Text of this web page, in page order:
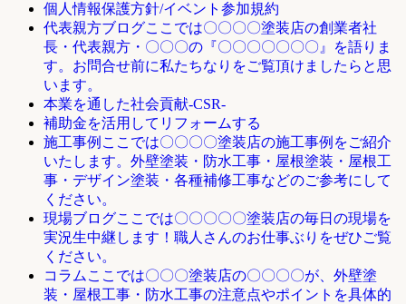
個人情報保護方針/イベント参加規約
代表親方ブログここでは〇〇〇〇塗装店の創業者社
長・代表親方・〇〇〇の『〇〇〇〇〇〇〇』を語りま
す。お問合せ前に私たちなりをご覧頂けましたらと思
います。
本業を通した社会貢献-CSR-
補助金を活用してリフォームする
施工事例 ここでは〇〇〇〇塗装店の施工事例をご紹介
いたします。外壁塗装・防水工事・屋根塗装・屋根工
事・デザイン塗装・各種補修工事などのご参考にして
ください。
現場ブログここでは〇〇〇〇〇塗装店の毎日の現場を
実況生中継します！職人さんのお仕事ぶりをぜひご覧
ください。
コラム ここでは〇〇〇塗装店の〇〇〇〇が、外壁塗
装・屋根工事・防水工事の注意点やポイントを具体的